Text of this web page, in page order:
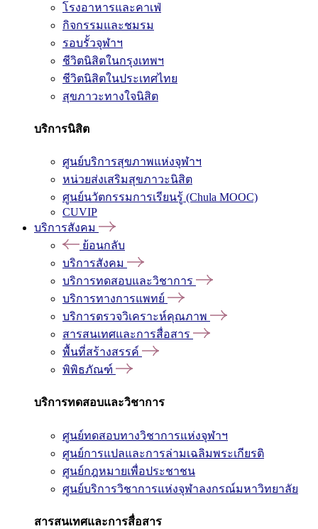
โรงอาหารและคาเฟ่
กิจกรรมและชมรม
รอบรั้วจุฬาฯ
ชีวิตนิสิตในกรุงเทพฯ
ชีวิตนิสิตในประเทศไทย
สุขภาวะทางใจนิสิต
บริการนิสิต
ศูนย์บริการสุขภาพแห่งจุฬาฯ
หน่วยส่งเสริมสุขภาวะนิสิต
ศูนย์นวัตกรรมการเรียนรู้ (Chula MOOC)
CUVIP
บริการสังคม
ย้อนกลับ
บริการสังคม
บริการทดสอบและวิชาการ
บริการทางการแพทย์
บริการตรวจวิเคราะห์คุณภาพ
สารสนเทศและการสื่อสาร
พื้นที่สร้างสรรค์
พิพิธภัณฑ์
บริการทดสอบและวิชาการ
ศูนย์ทดสอบทางวิชาการแห่งจุฬาฯ
ศูนย์การแปลและการล่ามเฉลิมพระเกียรติ
ศูนย์กฎหมายเพื่อประชาชน
ศูนย์บริการวิชาการแห่งจุฬาลงกรณ์มหาวิทยาลัย
สารสนเทศและการสื่อสาร